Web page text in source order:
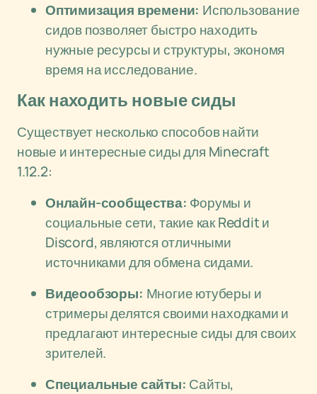
Оптимизация времени: Использование
сидов позволяет быстро находить
нужные ресурсы и структуры, экономя
время на исследование.
Как находить новые сиды
Существует несколько способов найти
новые и интересные сиды для Minecraft
1.12.2:
Онлайн-сообщества: Форумы и
социальные сети, такие как Reddit и
Discord, являются отличными
источниками для обмена сидами.
Видеообзоры: Многие ютуберы и
стримеры делятся своими находками и
предлагают интересные сиды для своих
зрителей.
Специальные сайты: Сайты,